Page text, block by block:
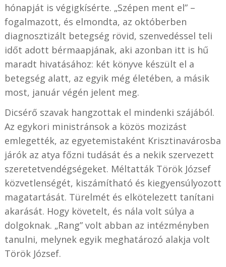
hónapját is végigkísérte. „Szépen ment el” –
fogalmazott, és elmondta, az októberben
diagnosztizált betegség rövid, szenvedéssel teli
időt adott bérmaapjának, aki azonban itt is hű
maradt hivatásához: két könyve készült el a
betegség alatt, az egyik még életében, a másik
most, január végén jelent meg.
Dicsérő szavak hangzottak el mindenki szájából.
Az egykori ministránsok a közös mozizást
emlegették, az egyetemistaként Krisztinavárosba
járók az atya főzni tudását és a nekik szervezett
szeretetvendégségeket. Méltatták Török József
közvetlenségét, kiszámítható és kiegyensúlyozott
magatartását. Türelmét és elkötelezett tanítani
akarását. Hogy követelt, és nála volt súlya a
dolgoknak. „Rang” volt abban az intézményben
tanulni, melynek egyik meghatározó alakja volt
Török József.